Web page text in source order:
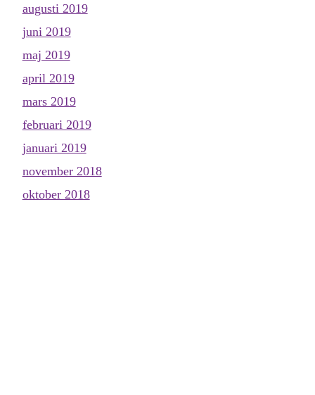
augusti 2019
juni 2019
maj 2019
april 2019
mars 2019
februari 2019
januari 2019
november 2018
oktober 2018